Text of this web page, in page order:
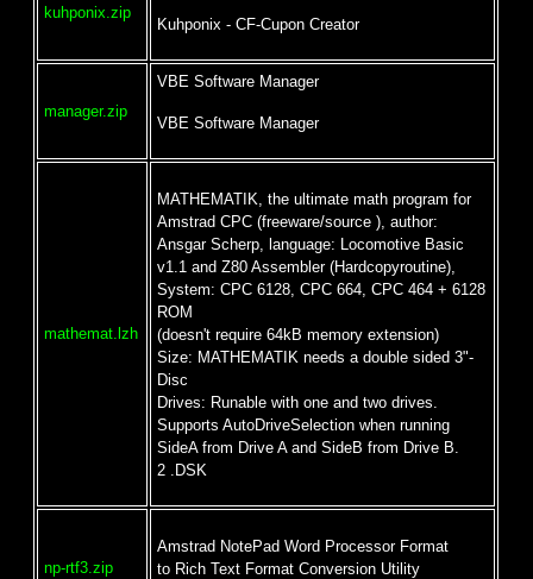
kuhponix.zip
Kuhponix - CF-Cupon Creator
manager.zip
VBE Software Manager
VBE Software Manager
mathemat.lzh
MATHEMATIK, the ultimate math program for
Amstrad CPC (freeware/source ), author:
Ansgar Scherp, language: Locomotive Basic
v1.1 and Z80 Assembler (Hardcopyroutine),
System: CPC 6128, CPC 664, CPC 464 + 6128
ROM
(doesn't require 64kB memory extension)
Size: MATHEMATIK needs a double sided 3"-
Disc
Drives: Runable with one and two drives.
Supports AutoDriveSelection when running
SideA from Drive A and SideB from Drive B.
2 .DSK
np-rtf3.zip
Amstrad NotePad Word Processor Format
to Rich Text Format Conversion Utility